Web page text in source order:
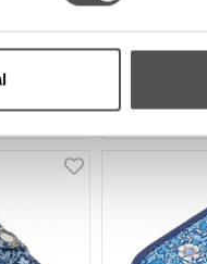
Finns i lager